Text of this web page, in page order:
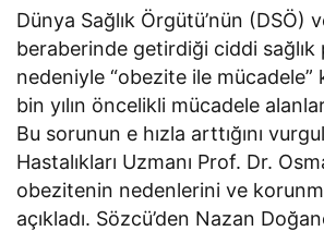
Dünya Sağlık Örgütü’nün (DSÖ)
beraberinde getirdiği ciddi sağlık
nedeniyle “obezite ile mücadele”
bin yılın öncelikli mücadele
Bu sorunun e hızla arttığını
Hastalıkları Uzmanı Prof. Dr.
obezitenin nedenlerini ve
açıkladı. Sözcü’den Nazan Doğaner